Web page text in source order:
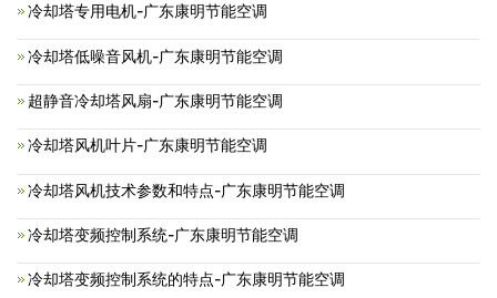
冷却塔专用电机-广东康明节能空调
冷却塔低噪音风机-广东康明节能空调
超静音冷却塔风扇-广东康明节能空调
冷却塔风机叶片-广东康明节能空调
冷却塔风机技术参数和特点-广东康明节能空调
冷却塔变频控制系统-广东康明节能空调
冷却塔变频控制系统的特点-广东康明节能空调